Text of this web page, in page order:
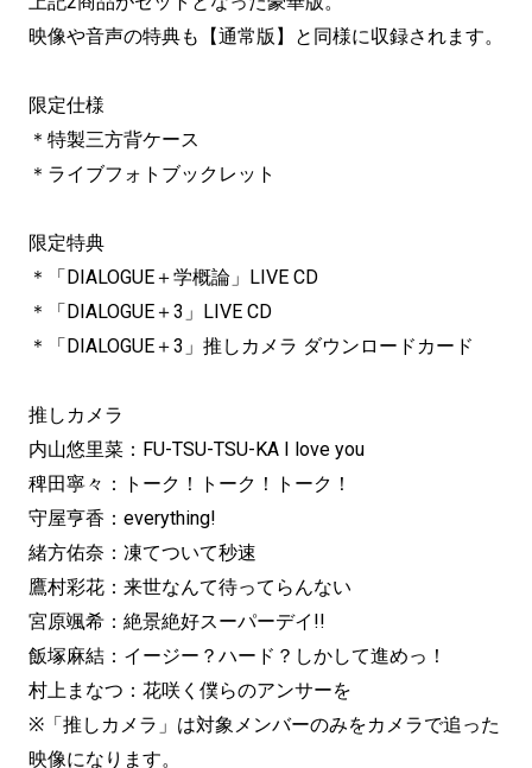
映像や音声の特典も【通常版】と同様に収録されます。
限定仕様
＊特製三方背ケース
＊ライブフォトブックレット
限定特典
＊「DIALOGUE＋学概論」LIVE CD
＊「DIALOGUE＋3」LIVE CD
＊「DIALOGUE＋3」推しカメラ ダウンロードカード
推しカメラ
内山悠里菜：FU-TSU-TSU-KA I love you
稗田寧々：トーク！トーク！トーク！
守屋亨香：everything!
緒方佑奈：凍てついて秒速
鷹村彩花：来世なんて待ってらんない
宮原颯希：絶景絶好スーパーデイ!!
飯塚麻結：イージー？ハード？しかして進めっ！
村上まなつ：花咲く僕らのアンサーを
※「推しカメラ」は対象メンバーのみをカメラで追った
映像になります。